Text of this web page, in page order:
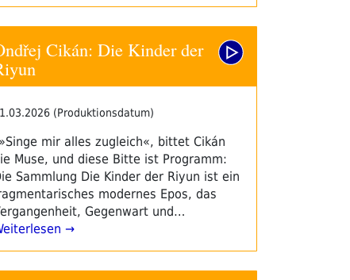
Cikán: Die Kinder der
(Produktionsdatum)
mir alles zugleich«, bittet Cikán
Muse, und diese Bitte ist Programm:
Sammlung Die Kinder der Riyun ist ein
modernes Epos, das
Gegenwart und…
→